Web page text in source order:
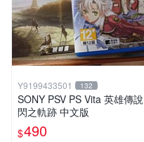
Y9199433501 132
SONY PSV PS Vita 英雄傳說
閃之軌跡 中文版
$490